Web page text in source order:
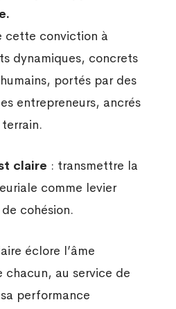
cette conviction à
dynamiques, concrets
portés par des
entrepreneurs, ancrés
claire : transmettre la
comme levier
cohésion.
éclore l’âme
chacun, au service de
performance